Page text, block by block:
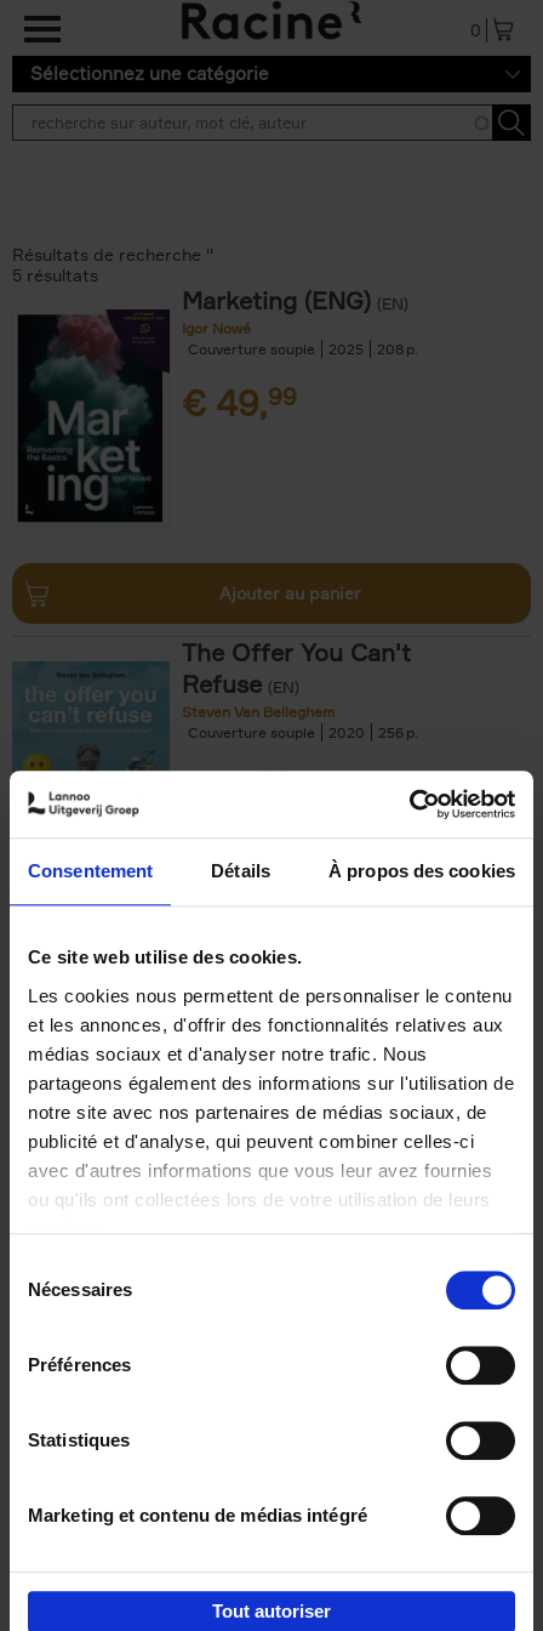
Consentement Détails À propos des cookies
Ce site web utilise des cookies.
Les cookies nous permettent de personnaliser le contenu
et les annonces, d'offrir des fonctionnalités relatives aux
médias sociaux et d'analyser notre trafic. Nous
partageons également des informations sur l'utilisation de
notre site avec nos partenaires de médias sociaux, de
publicité et d'analyse, qui peuvent combiner celles-ci
avec d'autres informations que vous leur avez fournies
ou qu'ils ont collectées lors de votre utilisation de leurs
Nécessaires
Préférences
Statistiques
Marketing et contenu de médias intégré
Tout autoriser
Aller au contenu principal
0
Sélectionnez une catégorie
Résultats de recherche ''
5 résultats
Marketing (ENG) (EN)
Igor Nowé
Couverture souple
2025 208
€ 49,99
Ajouter au panier
The Offer You Can't
Refuse (EN)
Steven Van Belleghem
Couverture souple
2020 256
€37,50
Building Bonds = Building
Business
Jochen Roef Jozefien De Feyter
Carolien Boom
Couverture souple
2025 200
€29,99
Digital marketing like a PRO -
completely revised edition (EN)